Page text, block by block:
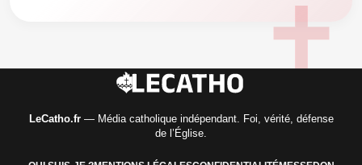
LeCatho.fr— Média catholique indépendant. Foi, vérité, défense
de l’Église.